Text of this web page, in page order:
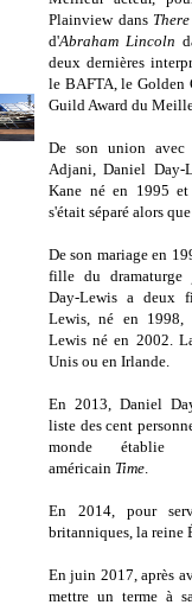
Plainview dans
d'Abraham Lincoln
deux dernières
le BAFTA, le Golden
Guild Award du
De son union avec
Adjani, Daniel Day-
Kane né en 1995
s'était séparé alors
De son mariage en
fille du dramaturge
Day-Lewis a
Lewis, né en 1998,
Lewis né en 2002.
Unis ou en Irlande.
En 2013, Daniel
liste des cent
monde établie
américain Time.
En 2014, pour
britanniques, la reine
En juin 2017, après
mettre un terme à